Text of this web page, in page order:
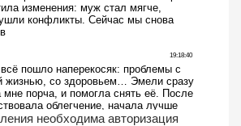
необходима авторизация